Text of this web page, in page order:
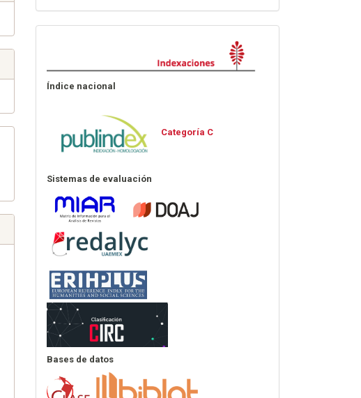
Índice nacional
Categoría C
Sistemas de evaluación
Bases de datos